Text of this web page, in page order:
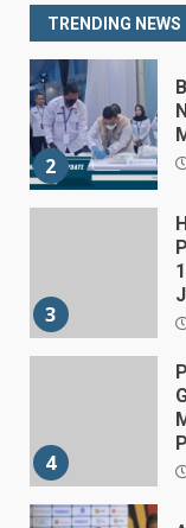
TRENDING NEWS
1
2
3
4